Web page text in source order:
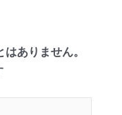
ありません。